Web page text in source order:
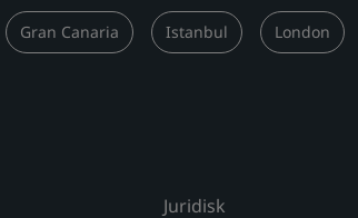
Gran Canaria Istanbul London
Juridisk